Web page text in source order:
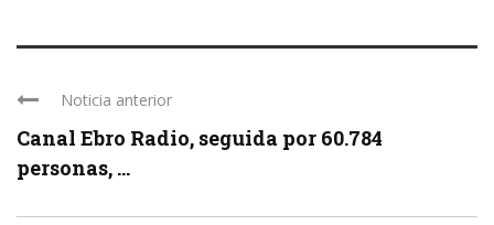
Noticia anterior
Canal Ebro Radio, seguida por 60.784
personas, ...